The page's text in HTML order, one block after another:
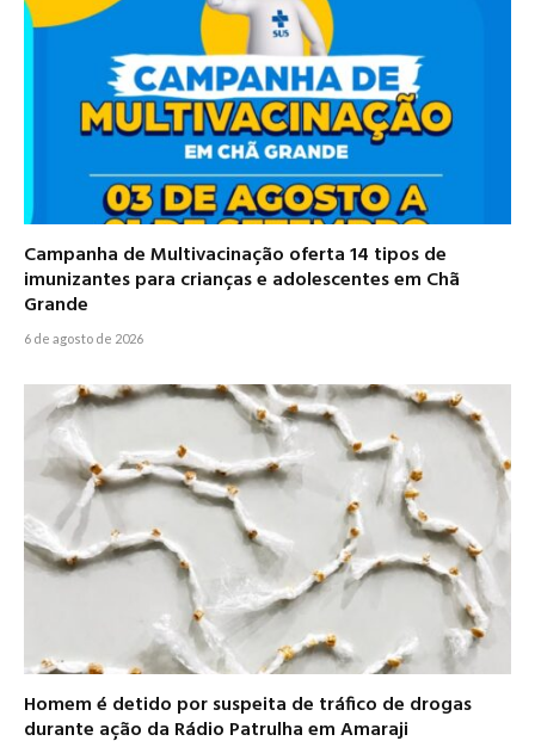
Campanha de Multivacinação oferta 14 tipos de
imunizantes para crianças e adolescentes em Chã
Grande
6 de agosto de 2026
Homem é detido por suspeita de tráfico de drogas
durante ação da Rádio Patrulha em Amaraji